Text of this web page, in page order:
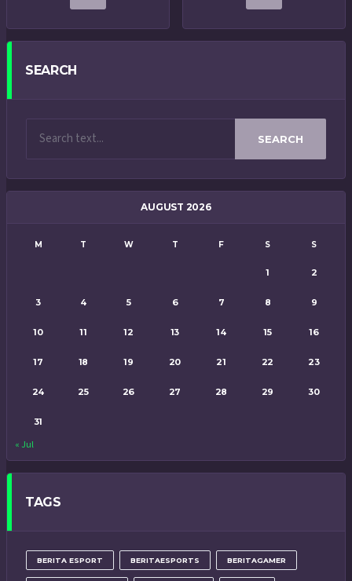
SEARCH
SEARCH
AUGUST 2026
M T W T F S S
1 2
3 4 5 6 7 8 9
10 11 12 13 14 15 16
17 18 19 20 21 22 23
24 25 26 27 28 29 30
31
« Jul
TAGS
BERITA ESPORT BERITAESPORTS BERITAGAMER